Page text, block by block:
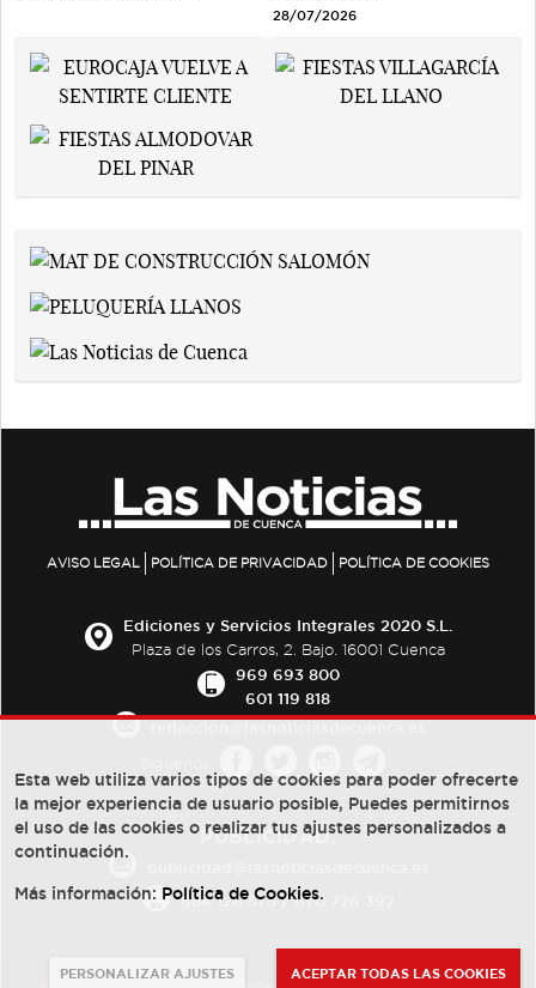
28/07/2026
AVISO LEGAL POLÍTICA DE PRIVACIDAD POLÍTICA DE COOKIES
Ediciones y Servicios Integrales 2020 S.L.
Plaza de los Carros, 2. Bajo. 16001 Cuenca
969 693 800
601 119 818
PUBLICIDAD:
684 126 573/670 726 392
Esta web utiliza varios tipos de cookies para poder ofrecerte
la mejor experiencia de usuario posible, Puedes permitirnos
el uso de las cookies o realizar tus ajustes personalizados a
continuación.
Más información: Política de Cookies.
PERSONALIZAR AJUSTES ACEPTAR TODAS LAS COOKIES